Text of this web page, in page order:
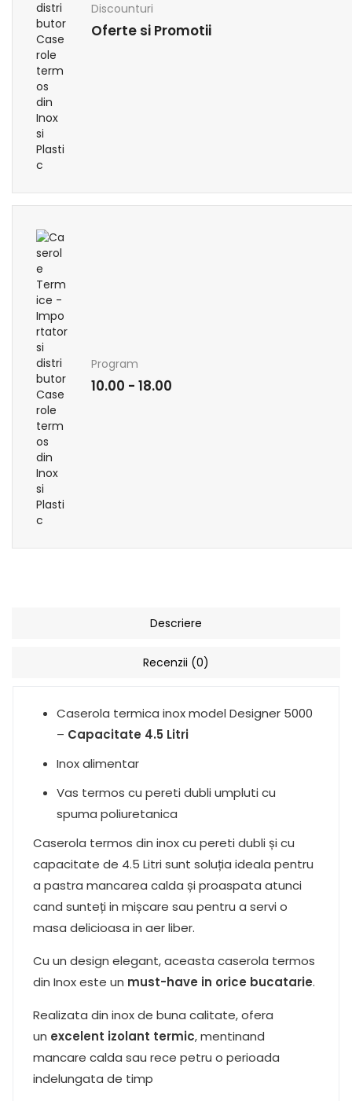
Discounturi
Oferte si Promotii
Program
10.00 - 18.00
Descriere
Recenzii (0)
Caserola termica inox model Designer 5000
– Capacitate 4.5 Litri
Inox alimentar
Vas termos cu pereti dubli umpluti cu
spuma poliuretanica
Caserola termos din inox cu pereti dubli și cu
capacitate de 4.5 Litri sunt soluția ideala pentru
a pastra mancarea calda și proaspata atunci
cand sunteți in mișcare sau pentru a servi o
masa delicioasa in aer liber.
Cu un design elegant, aceasta caserola termos
din Inox este un must-have in orice bucatarie.
Realizata din inox de buna calitate, ofera
un excelent izolant termic, mentinand
mancare calda sau rece petru o perioada
indelungata de timp